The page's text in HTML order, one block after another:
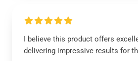
I believe this product offers
delivering impressive results for